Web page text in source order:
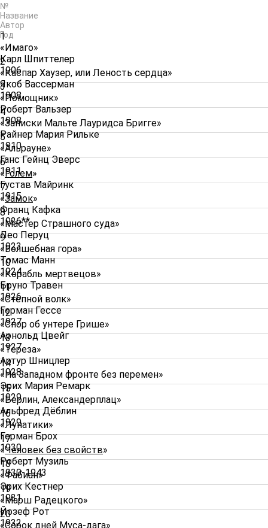
№
Название
Автор
Год
1
«Имаго»
Карл Шпиттелер
1906
2
«Каспар Хаузер, или Леность сердца»
Якоб Вассерман
1908
3
«Помощник»
Роберт Вальзер
1908
4
«Записки Мальте Лауридса Бригге»
Райнер Мария Рильке
1910
5
«Альрауне»
Ганс Гейнц Эверс
1911
6
«Голем»
Густав Майринк
1915
7
«Замок»
Франц Кафка
1926**
8
«Мастер Страшного суда»
Лео Перуц
1923
9
«Волшебная гора»
Томас Манн
1924
10
«Корабль мертвецов»
Бруно Травен
1926
11
«Степной волк»
Герман Гессе
1927
12
«Спор об унтере Грише»
Арнольд Цвейг
1927
13
«Тереза»
Артур Шницлер
1928
14
«На Западном фронте без перемен»
Эрих Мария Ремарк
1929
15
«Берлин, Александерплац»
Альфред Дёблин
1929
16
«Лунатики»
Герман Брох
1930
17
«Человек без свойств»
Роберт Музиль
1930-1943
18
«Фабиан»
Эрих Кестнер
1931
19
«Марш Радецкого»
Йозеф Рот
1932
20
«Сорок дней Муса-дага»